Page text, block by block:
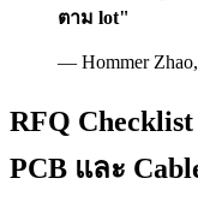
ตาม lot"
— Hommer
RFQ
PCB และ